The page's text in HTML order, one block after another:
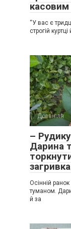
“У вас є
строгій куртці
Дозвілля
–
Дарина
Осінній
туманом.
й за